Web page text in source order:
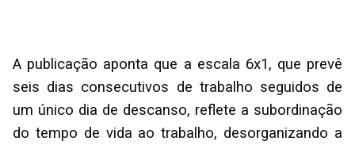
A publicação aponta que a escala 6x1, que prevê
seis dias consecutivos de trabalho seguidos de
um único dia de descanso, reflete a subordinação
do tempo de vida ao trabalho, desorganizando a